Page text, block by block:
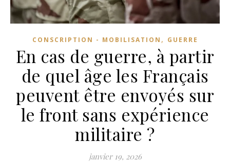
CONSCRIPTION - MOBILISATION , GUERRE
En cas de guerre, à partir
de quel âge les Français
peuvent être envoyés sur
le front sans expérience
militaire ?
janvier 19, 2026